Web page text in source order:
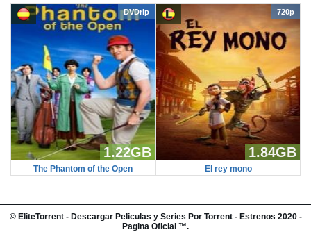
DVDrip
1.22GB
The Phantom of the Open
720p
1.84GB
El rey mono
© EliteTorrent- Descargar Peliculas y Series Por Torrent - Estrenos 2020 -
Pagina Oficial ™.